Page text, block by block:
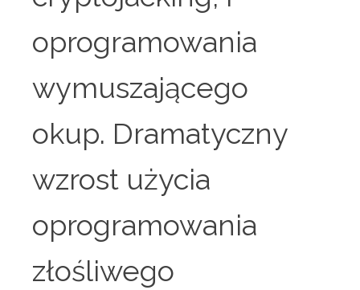
oprogramowania
wymuszającego
okup. Dramatyczny
wzrost użycia
oprogramowania
złośliwego